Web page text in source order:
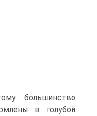
боль­шинство
в голубой